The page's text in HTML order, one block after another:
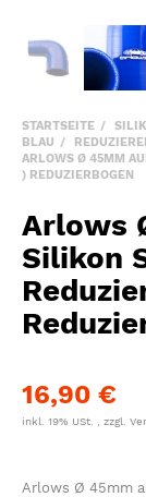
STARTSEITE
BLAU
ARLOWS Ø 45MM
) REDUZIERBOGEN
Arlows
Silikon
16,90 €
inkl. 19% USt. , zzgl.
Arlows Ø 45mm